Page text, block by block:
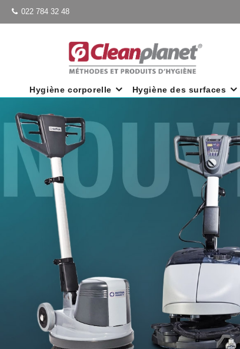
022 784 32 48
Hygiène corporelle Hygiène des surfaces